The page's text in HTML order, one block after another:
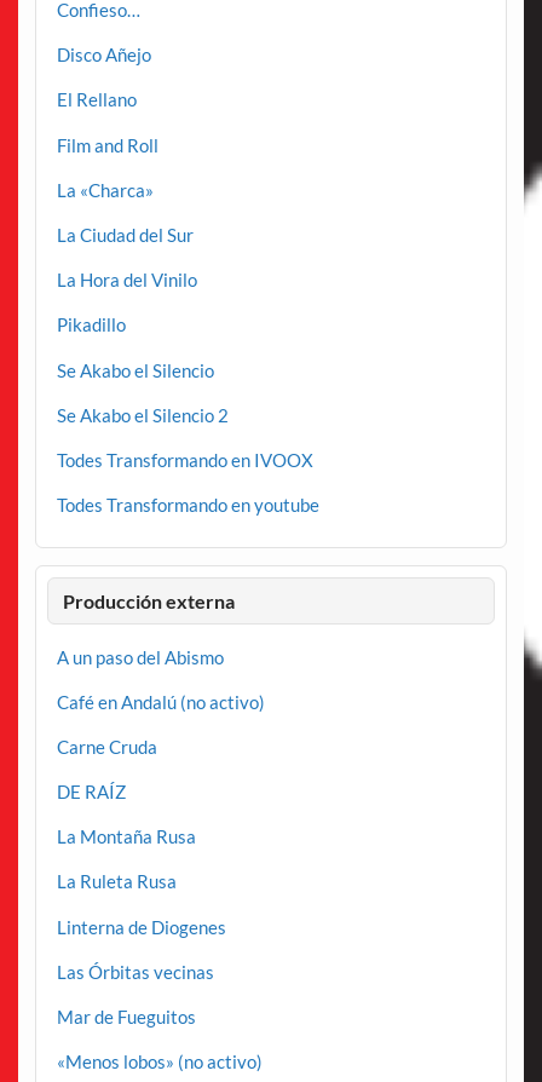
Confieso…
Disco Añejo
El Rellano
Film and Roll
La «Charca»
La Ciudad del Sur
La Hora del Vinilo
Pikadillo
Se Akabo el Silencio
Se Akabo el Silencio 2
Todes Transformando en IVOOX
Todes Transformando en youtube
Producción externa
A un paso del Abismo
Café en Andalú (no activo)
Carne Cruda
DE RAÍZ
La Montaña Rusa
La Ruleta Rusa
Linterna de Diogenes
Las Órbitas vecinas
Mar de Fueguitos
«Menos lobos» (no activo)